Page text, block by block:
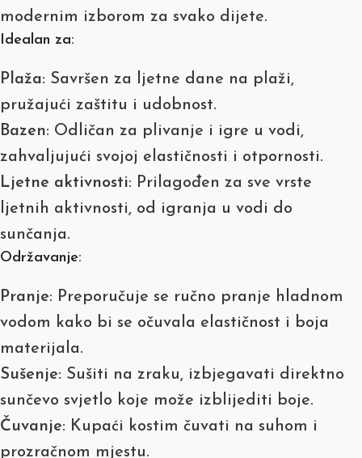
modernim izborom za svako dijete.
Idealan za:
Plaža: Savršen za ljetne dane na plaži,
pružajući zaštitu i udobnost.
Bazen: Odličan za plivanje i igre u vodi,
zahvaljujući svojoj elastičnosti i otpornosti.
Ljetne aktivnosti: Prilagođen za sve vrste
ljetnih aktivnosti, od igranja u vodi do
sunčanja.
Održavanje:
Pranje: Preporučuje se ručno pranje hladnom
vodom kako bi se očuvala elastičnost i boja
materijala.
Sušenje: Sušiti na zraku, izbjegavati direktno
sunčevo svjetlo koje može izblijediti boje.
Čuvanje: Kupaći kostim čuvati na suhom i
prozračnom mjestu.